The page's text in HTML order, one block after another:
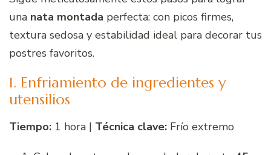
una nata montada perfecta: con picos firmes,
textura sedosa y estabilidad ideal para decorar tus
postres favoritos.
1. Enfriamiento de ingredientes y
utensilios
Tiempo: 1 hora | Técnica clave: Frío extremo